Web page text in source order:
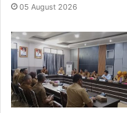
05 August 2026